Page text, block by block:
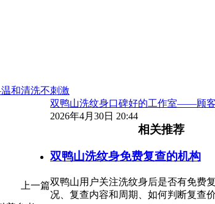
和清洗不刺激
上一篇
双鸭山洗纹身口碑好的工作室——顾
2026年4月30日 20:44
相关推荐
双鸭山洗纹身免费复查的机构
双鸭山用户关注洗纹身后是否有免费
况、复查内容和周期、如何判断复查